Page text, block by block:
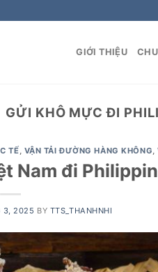
GIỚI THIỆU
GỬI KHÔ MỰC ĐI
TẾ, VẬN TẢI ĐƯỜNG HÀNG KHÔNG,
Nam đi
3, 2025 BY TTS_THANHNHI